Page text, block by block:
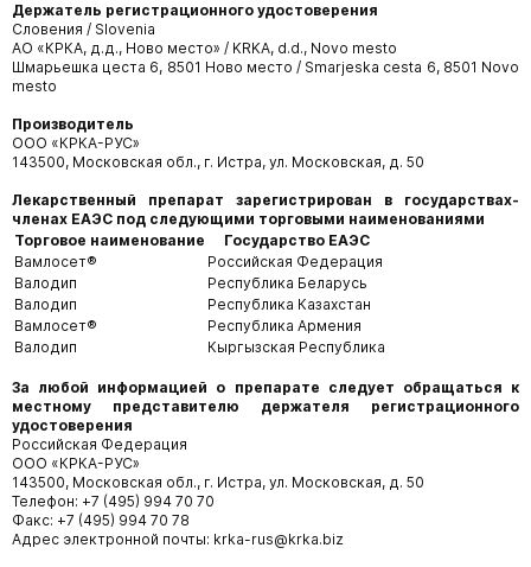
Держатель регистрационного удостоверения
Словения / Slovenia
АО «КРКА, д.д., Ново место» / KRKA, d.d., Novo mesto
Шмарьешка цеста 6, 8501 Ново место / Smarjeska cesta 6, 8501 Novo
mesto
Производитель
ООО «КРКА-РУС»
143500, Московская обл., г. Истра, ул. Московская, д. 50
Лекарственный препарат зарегистрирован в государствах-
членах ЕАЭС под следующими торговыми наименованиями
Торговое наименование
Государство ЕАЭС
Вамлосет®
Российская Федерация
Валодип
Республика Беларусь
Валодип
Республика Казахстан
Вамлосет®
Республика Армения
Валодип
Кыргызская Республика
За любой информацией о препарате следует обращаться к
местному представителю держателя регистрационного
удостоверения
Российская Федерация
ООО «КРКА-РУС»
143500, Московская обл., г. Истра, ул. Московская, д. 50
Телефон: +7 (495) 994 70 70
Факс: +7 (495) 994 70 78
Адрес электронной почты: krka-rus@krka.biz